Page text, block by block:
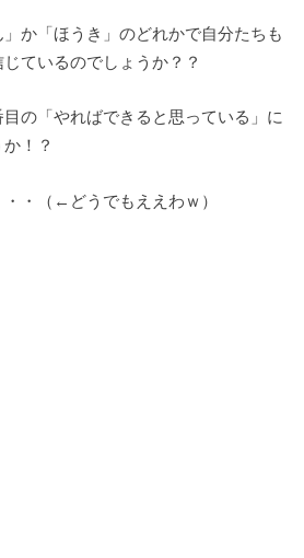
か「ほうき」のどれかで自分たちも
ているのでしょうか？？
の「やればできると思っている」に
！？
・（←どうでもええわｗ）